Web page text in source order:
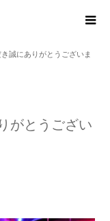
誠にありがとうございま
がとうござい